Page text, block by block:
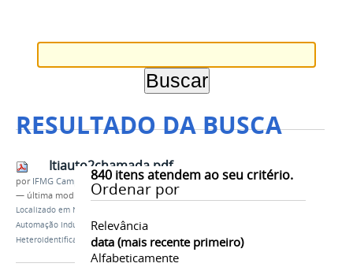
RESULTADO DA BUSCA
840itens atendem ao seu critério.
Ordenar por
Relevância
data (mais recente primeiro)
Alfabeticamente
Itiauto2chamada.pdf
por IFMG Campus Itabirito
— última modificação09/02/2024 16h00
Localizado em Notícias
Automação Industrial - Chamadas de Matrículas e
Heteroidentificação